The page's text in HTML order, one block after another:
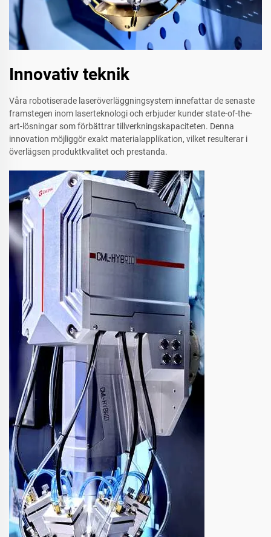
Innovativ teknik
Våra robotiserade laseröverläggningsystem innefattar de senaste
framstegen inom laserteknologi och erbjuder kunder state-of-the-
art-lösningar som förbättrar tillverkningskapaciteten. Denna
innovation möjliggör exakt materialapplikation, vilket resulterar i
överlägsen produktkvalitet och prestanda.